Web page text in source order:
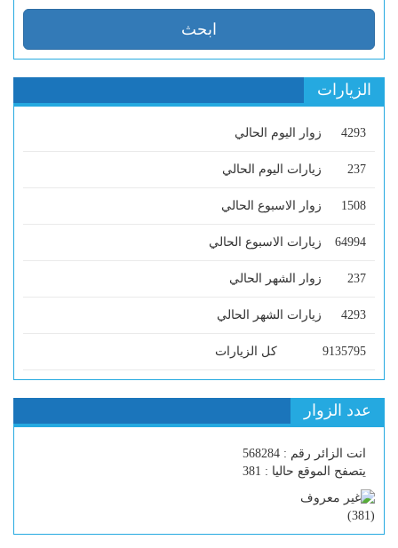
الزيارات
4293 زوار اليوم الحالي
237 زيارات اليوم الحالي
1508 زوار الاسبوع الحالي
64994 زيارات الاسبوع الحالي
237 زوار الشهر الحالي
4293 زيارات الشهر الحالي
9135795 كل الزيارات
عدد الزوار
انت الزائر رقم : 568284
يتصفح الموقع حاليا : 381
(
381
)